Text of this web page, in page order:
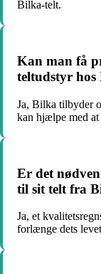
Bilka-telt.
Kan man få
teltudstyr hos
Ja, Bilka tilbyder
kan hjælpe med
Er det
til sit telt fra
Ja, et
forlænge dets